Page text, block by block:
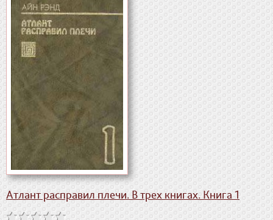
Атлант расправил плечи. В трех книгах. Книга 1